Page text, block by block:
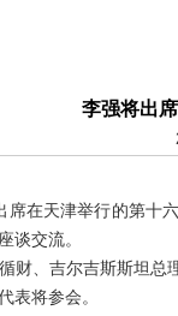
李强将出
席在天津举行的第
谈交流。
财、吉尔吉斯斯坦
表将参会。